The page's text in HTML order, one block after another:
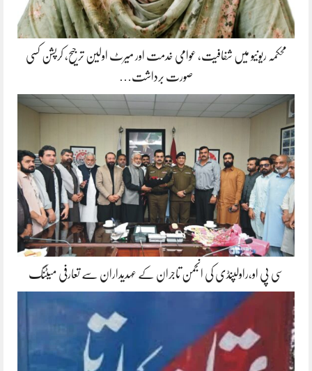
محکمہ ریونیو میں شفافیت، عوامی خدمت اور میرٹ اولین ترجیح، کرپشن کسی
صورت برداشت…
سی پی او،راولپنڈی کی انجمن تاجران کے عہدیداران سے تعارفی میٹنگ